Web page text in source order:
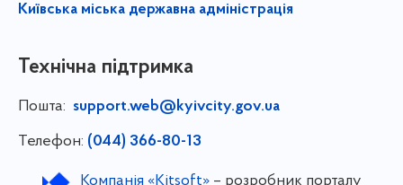
Київська міська державна адміністрація
Технічна підтримка
Пошта: support.web@kyivcity.gov.ua
Телефон: (044) 366-80-13
Компанія «Kitsoft»– розробник порталу